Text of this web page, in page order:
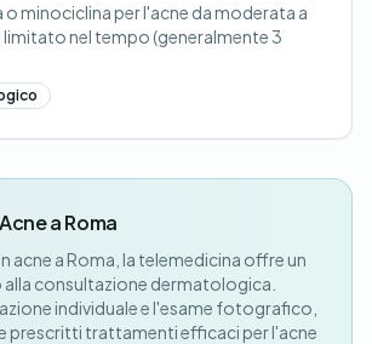
o minociclina per l'acne da moderata a
limitato nel tempo (generalmente 3
a Roma
acne a Roma, la telemedicina offre un
consultazione dermatologica.
individuale e l'esame fotografico,
prescritti trattamenti efficaci per l'acne